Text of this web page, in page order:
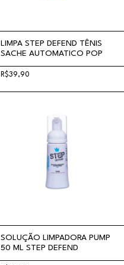
LIMPA STEP DEFEND TÊNIS
SACHE AUTOMATICO POP
R$39,90
SOLUÇÃO LIMPADORA PUMP
50 ML STEP DEFEND